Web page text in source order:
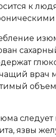
к
врач
следует
язвы